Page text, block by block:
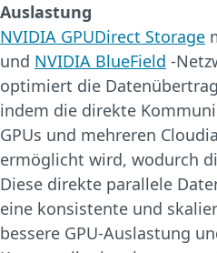
Auslastung
NVIDIA GPUDirect Storage
und NVIDIA BlueField -
optimiert die
indem die direkte
GPUs und mehreren
ermöglicht wird, wodurch
Diese direkte parallele
eine konsistente und
bessere GPU-Auslastung